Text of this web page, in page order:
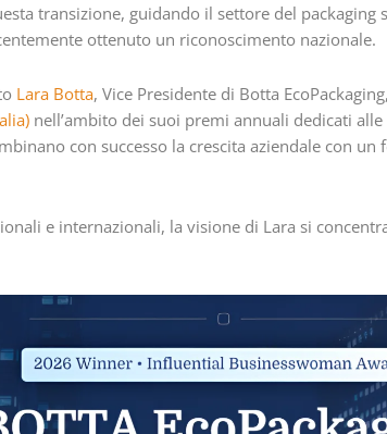
transizione, guidando il settore del
ottenuto un riconoscimento nazionale.
Lara Botta, Vice Presidente di Botta
nell’ambito dei suoi premi annuali dedicati
con successo la crescita aziendale con
e internazionali, la visione di Lara si